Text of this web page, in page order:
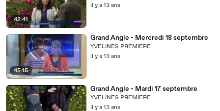
42:41
il y a 13 ans
45:15
Grand Angle - Mercredi 18 septembre
YVELINES PREMIERE
il y a 13 ans
Grand Angle - Mardi 17 septembre
YVELINES PREMIERE
il y a 13 ans